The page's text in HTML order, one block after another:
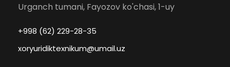
Urganch tumani, Fayozov ko'chasi, 1-uy
+998 (62) 229-28-35
xoryuridiktexnikum@umail.uz